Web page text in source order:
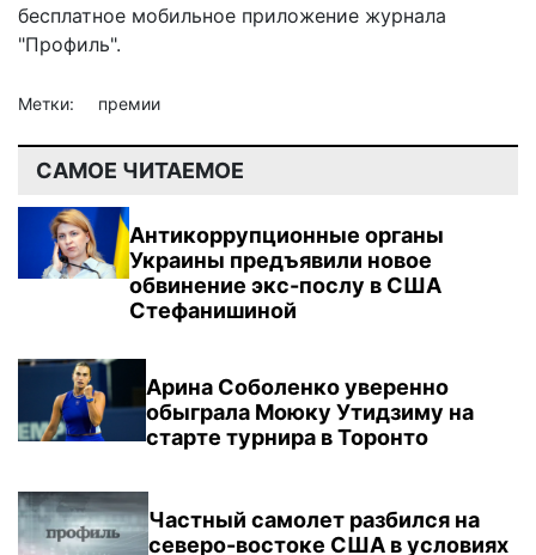
бесплатное мобильное приложение журнала
"Профиль".
Метки: премии
САМОЕ ЧИТАЕМОЕ
Антикоррупционные органы
Украины предъявили новое
обвинение экс-послу в США
Стефанишиной
Арина Соболенко уверенно
обыграла Моюку Утидзиму на
старте турнира в Торонто
Частный самолет разбился на
северо-востоке США в условиях